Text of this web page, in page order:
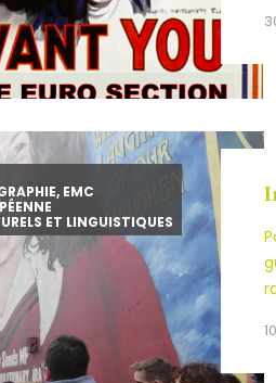
EMC
ET LINGUISTIQUES